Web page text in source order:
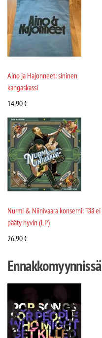
Aino ja Hajonneet: sininen
kangaskassi
14,90€
Nurmi & Niinivaara konserni: Tää ei
pääty hyvin (LP)
26,90€
Ennakkomyynnissä